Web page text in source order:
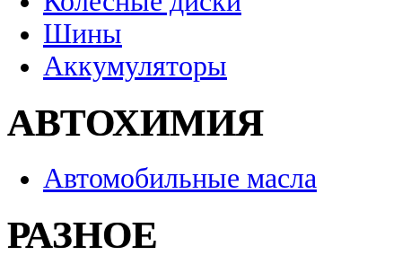
Шины
Аккумуляторы
АВТОХИМИЯ
Автомобильные масла
РАЗНОЕ